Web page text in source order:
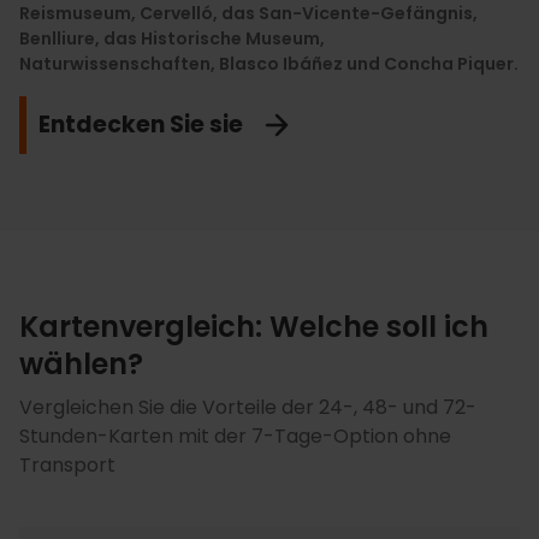
Reismuseum, Cervelló, das San-Vicente-Gefängnis,
Benlliure, das Historische Museum,
Naturwissenschaften, Blasco Ibáñez und Concha Piquer.
Entdecken Sie sie
Aguassowie auf touristische Dienstleistungen,
Stadtführungen, Restaurants, Spas und Geschäfte.
und dabei die lokale Küche zu genießen.
Mehr entdecken
Karte den Zugang zum IVAM, um die besten historischen
Avantgarden und europäische moderne Kunst zu
genießen.
Lasse ich mir nicht entgehen
Kartenvergleich: Welche soll ich
wählen?
Vergleichen Sie die Vorteile der 24-, 48- und 72-
Stunden-Karten mit der 7-Tage-Option ohne
Transport